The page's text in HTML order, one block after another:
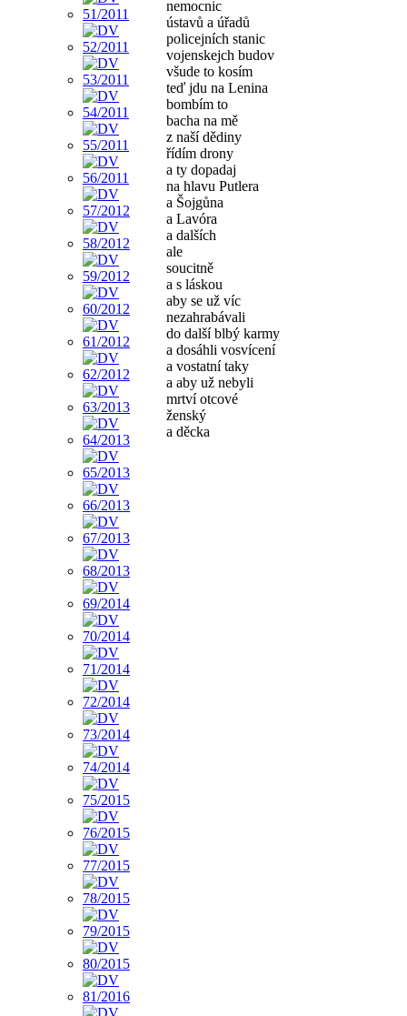
nemocnic
ústavů a úřadů
policejních stanic
vojenskejch budov
všude to kosím
teď jdu na Lenina
bombím to
bacha na mě
z naší dědiny
řídím drony
a ty dopadaj
na hlavu Putlera
a Šojgůna
a Lavóra
a dalších
ale
soucitně
a s láskou
aby se už víc
nezahrabávali
do další blbý karmy
a dosáhli vosvícení
a vostatní taky
a aby už nebyli
mrtví otcové
ženský
a děcka